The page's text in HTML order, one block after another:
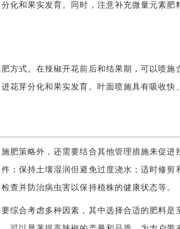
化和果实发育。同时，注意补充微量元素肥
式。在辣椒开花前后和结果期，可以喷施
花芽分化和果实发育。叶面喷施具有吸收快
策略外，还需要结合其他管理措施来促进
；保持土壤湿润但避免过度浇水；适时修剪
查并防治病虫害以保持植株的健康状态等。
合考虑多种因素，其中选择合适的肥料是